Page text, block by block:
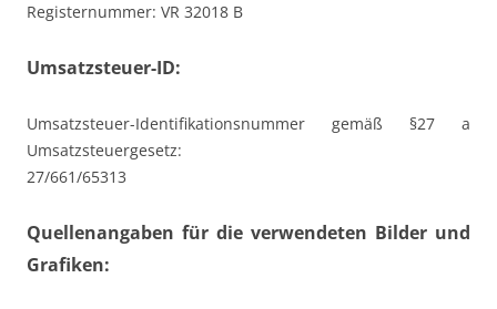
Registernummer: VR 32018 B
Umsatzsteuer-ID:
Umsatzsteuer-Identifikationsnummer gemäß §27 a
Umsatzsteuergesetz:
27/661/65313
Quellenangaben für die verwendeten Bilder und
Grafiken: